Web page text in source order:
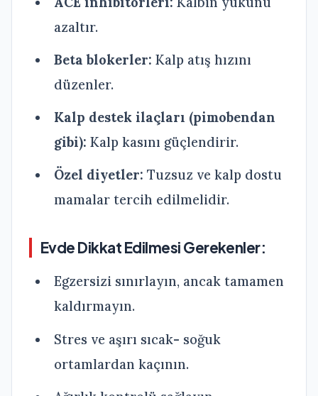
azaltır.
Beta blokerler: Kalp atış hızını
düzenler.
Kalp destek ilaçları (pimobendan
gibi): Kalp kasını güçlendirir.
Özel diyetler: Tuzsuz ve kalp dostu
mamalar tercih edilmelidir.
Evde Dikkat Edilmesi Gerekenler:
Egzersizi sınırlayın, ancak tamamen
kaldırmayın.
Stres ve aşırı sıcak- soğuk
ortamlardan kaçının.